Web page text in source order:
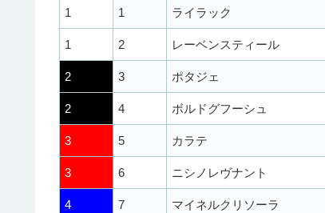
1 1 ライラック
1 2 レーベンスティール
2 3 ポタジェ
2 4 ボルドグフーシュ
3 5 カラテ
3 6 ニシノレヴナント
4 7 マイネルクリソーラ